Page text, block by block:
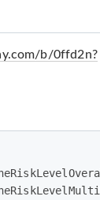
b/0ffd2n?